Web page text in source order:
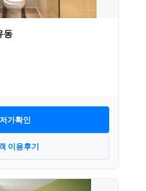
동
가확인
이용후기